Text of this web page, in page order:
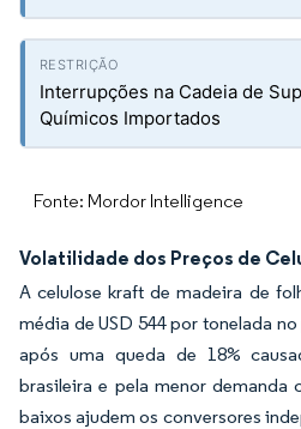
Interrupções na Cadeia de
Químicos Importados
Fonte: Mordor Intelligence
Volatilidade dos Preços de
A celulose kraft de madeira de
média de USD 544 por tonelada
após uma queda de 18%
brasileira e pela menor demanda
baixos ajudem os conversores